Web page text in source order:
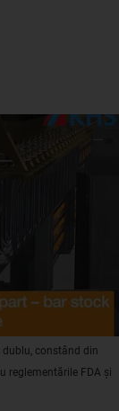
constând din
reglementările FDA și